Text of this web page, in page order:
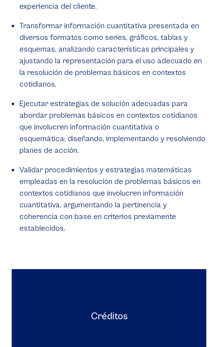
experiencia del cliente.
Transformar información cuantitativa presentada en
diversos formatos como series, gráficos, tablas y
esquemas, analizando características principales y
ajustando la representación para el uso adecuado en
la resolución de problemas básicos en contextos
cotidianos.
Ejecutar estrategias de solución adecuadas para
abordar problemas básicos en contextos cotidianos
que involucren información cuantitativa o
esquemática; diseñando, implementando y resolviendo
planes de acción.
Validar procedimientos y estrategias matemáticas
empleadas en la resolución de problemas básicos en
contextos cotidianos que involucren información
cuantitativa, argumentando la pertinencia y
coherencia con base en criterios previamente
establecidos.
Créditos